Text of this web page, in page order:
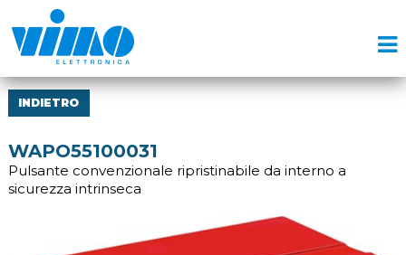
INDIETRO
WAPO55100031
Pulsante convenzionale ripristinabile da interno a
sicurezza intrinseca